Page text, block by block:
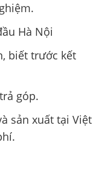
Hà Nội
biết trước kết
góp.
sản xuất tại Việt